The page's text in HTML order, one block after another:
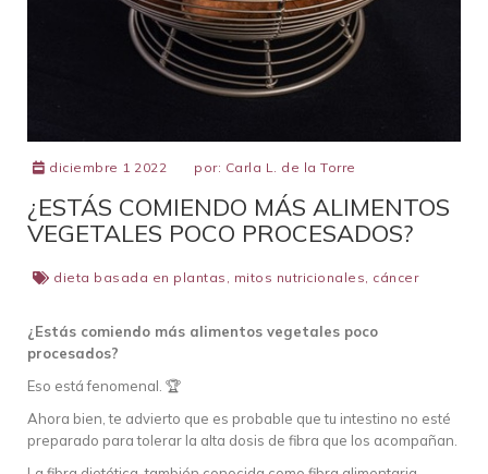
diciembre 1 2022 por: Carla L. de la Torre
¿ESTÁS COMIENDO MÁS ALIMENTOS
VEGETALES POCO PROCESADOS?
dieta basada en plantas , mitos nutricionales, cáncer
¿Estás comiendo más alimentos vegetales poco
procesados?
Eso está fenomenal. 🏆
Ahora bien, te advierto que es probable que tu intestino no esté
preparado para tolerar la alta dosis de fibra que los acompañan.